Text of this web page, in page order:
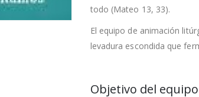
todo (Mateo 13, 33).
El equipo de animación
levadura escondida que
Objetivo del